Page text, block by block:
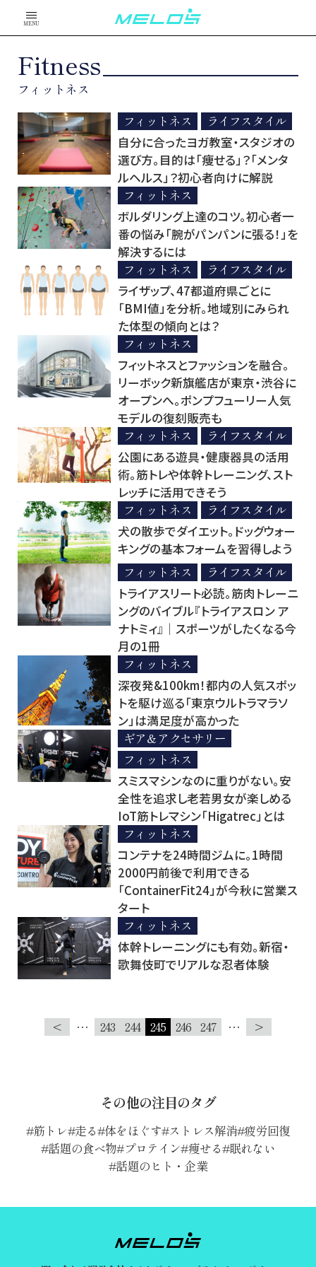
MENU
Fitness
フィットネス
フィットネス
ライフスタイル
自分に合ったヨガ教室・スタジオの
選び方。目的は「痩せる」？「メンタ
ルヘルス」？初心者向けに解説
フィットネス
ボルダリング上達のコツ。初心者一
番の悩み「腕がパンパンに張る！」を
解決するには
フィットネス
ライフスタイル
ライザップ、47都道府県ごとに
「BMI値」を分析。地域別にみられ
た体型の傾向とは？
フィットネス
フィットネスとファッションを融合。
リーボック新旗艦店が東京・渋谷に
オープンへ。ポンプフューリー人気
モデルの復刻販売も
フィットネス
ライフスタイル
公園にある遊具・健康器具の活用
術。筋トレや体幹トレーニング、スト
レッチに活用できそう
フィットネス
ライフスタイル
犬の散歩でダイエット。ドッグウォー
キングの基本フォームを習得しよう
フィットネス
ライフスタイル
トライアスリート必読。筋肉トレーニ
ングのバイブル『トライアスロン ア
ナトミィ』│スポーツがしたくなる今
月の1冊
フィットネス
深夜発&100km！都内の人気スポッ
トを駆け巡る「東京ウルトラマラソ
ン」は満足度が高かった
ギア＆アクセサリー
フィットネス
スミスマシンなのに重りがない。安
全性を追求し老若男女が楽しめる
IoT筋トレマシン「Higatrec」とは
フィットネス
コンテナを24時間ジムに。1時間
2000円前後で利用できる
「ContainerFit24」が今秋に営業ス
タート
フィットネス
体幹トレーニングにも有効。新宿・
歌舞伎町でリアルな忍者体験
< … 243 244 245 246 247 … >
その他の注目のタグ
筋トレ 走る 体をほぐす ストレス解消 疲労回復
話題の食べ物 プロテイン 痩せる 眠れない
話題のヒト・企業